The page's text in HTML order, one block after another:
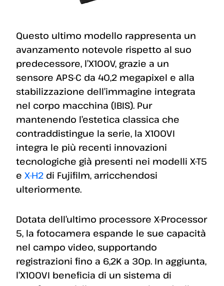
Questo ultimo modello rappresenta un
avanzamento notevole rispetto al suo
predecessore, l’X100V, grazie a un
sensore APS-C da 40,2 megapixel e alla
stabilizzazione dell’immagine integrata
nel corpo macchina (IBIS). Pur
mantenendo l’estetica classica che
contraddistingue la serie, la X100VI
integra le più recenti innovazioni
tecnologiche già presenti nei modelli X-T5
e X-H2 di Fujifilm, arricchendosi
ulteriormente.
Dotata dell’ultimo processore X-Processor
5, la fotocamera espande le sue capacità
nel campo video, supportando
registrazioni fino a 6,2K a 30p. In aggiunta,
l’X100VI beneficia di un sistema di